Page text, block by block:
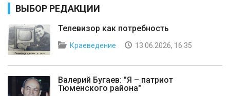
ВЫБОР РЕДАКЦИИ
Телевизор как потребность
Краеведение 13.06.2026, 16:35
Валерий Бугаев: "Я – патриот
Тюменского района"